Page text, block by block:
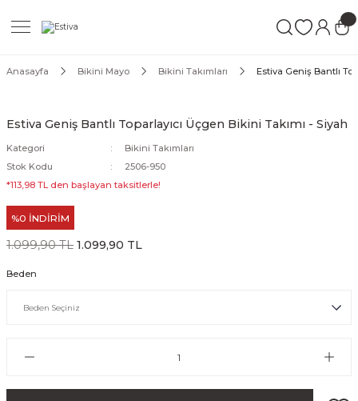
Anasayfa Bikini Mayo Bikini Takımları Estiva Geniş Bantlı
Estiva Geniş Bantlı Toparlayıcı Üçgen Bikini Takımı - Siyah
Kategori
Bikini Takımları
Stok Kodu
2506-950
*113,98 TL den başlayan taksitlerle!
%0 İNDİRİM
1.099,90 TL 1.099,90 TL
Beden